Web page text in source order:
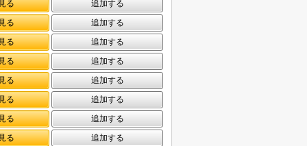
る
追加する
る
追加する
る
追加する
る
追加する
る
追加する
る
追加する
る
追加する
る
追加する